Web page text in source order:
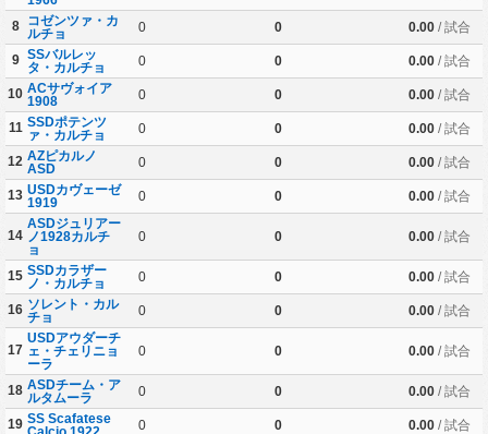
8
コゼンツァ・カ
ルチョ
0 0 0.00/ 試合
9
SSバルレッ
タ・カルチョ
0 0 0.00/ 試合
10 ACサヴォイア
1908
0 0 0.00/ 試合
11 SSDポテンツ
ァ・カルチョ
0 0 0.00/ 試合
12 AZピカルノ
ASD
0 0 0.00/ 試合
13 USDカヴェーゼ
1919
0 0 0.00/ 試合
14
ASDジュリアー
ノ1928カルチ
ョ
0 0 0.00/ 試合
15 SSDカラザー
ノ・カルチョ
0 0 0.00/ 試合
16 ソレント・カル
チョ
0 0 0.00/ 試合
17
USDアウダーチ
ェ・チェリニョ
ーラ
0 0 0.00/ 試合
18 ASDチーム・ア
ルタムーラ
0 0 0.00/ 試合
19 SS Scafatese
0 0 0.00/ 試合